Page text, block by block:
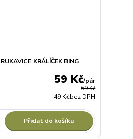
KRÁLÍČEK BING
69 Kč
59 Kč/pár
49 Kčbez DPH
Přidat do košíku